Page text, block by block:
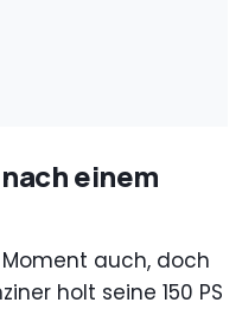
einem
auch, doch
holt seine 150 PS